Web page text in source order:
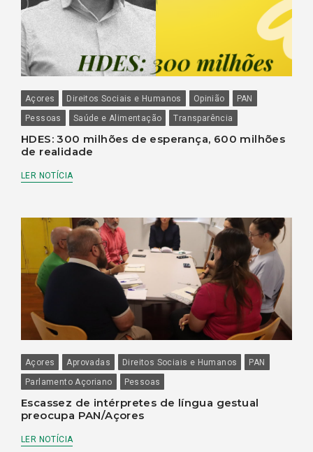
Açores Direitos Sociais e Humanos Opinião
PAN
Pessoas
Saúde e Alimentação Transparência
HDES: 300 milhões de esperança, 600 milhões
de realidade
LER NOTÍCIA
Açores Aprovadas Direitos Sociais e Humanos
PAN
Parlamento Açoriano
Pessoas
Escassez de intérpretes de língua gestual
preocupa PAN/Açores
LER NOTÍCIA